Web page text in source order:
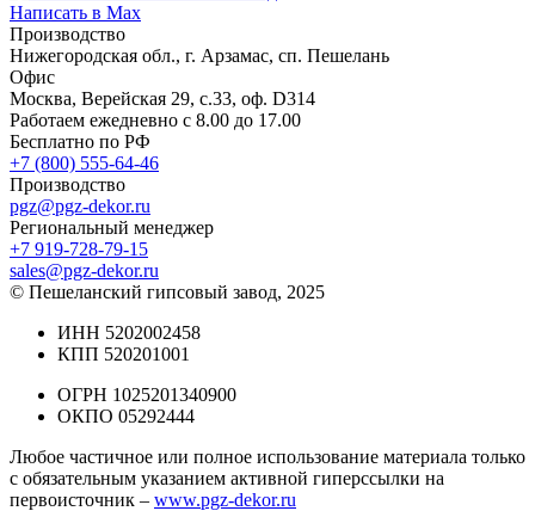
Написать в Max
Производство
Нижегородская обл., г. Арзамас, сп. Пешелань
Офис
Москва, Верейская 29, с.33, оф. D314
Работаем ежедневно с 8.00 до 17.00
Бесплатно по РФ
+7 (800) 555-64-46
Производство
pgz@pgz-dekor.ru
Региональный менеджер
+7 919-728-79-15
sales@pgz-dekor.ru
© Пешеланский гипсовый завод, 2025
ИНН 5202002458
КПП 520201001
ОГРН 1025201340900
ОКПО 05292444
Любое частичное или полное использование материала только
с обязательным указанием активной гиперссылки на
первоисточник – www.pgz-dekor.ru